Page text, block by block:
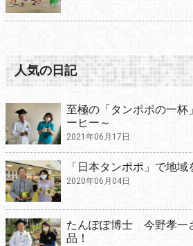
人気の日記
至極の「タンポポの一杯
ーヒー～
2021年06月17日
「日本タンポポ」で地域
2020年06月04日
たんぽぽ博士 今野孝一
品！